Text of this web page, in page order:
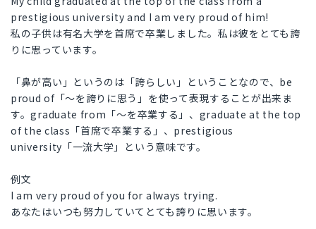
prestigious university and I am very proud of him!
私の子供は有名大学を首席で卒業しました。私は彼をとても誇
りに思っています。
「鼻が高い」というのは「誇らしい」ということなので、be
proud of「～を誇りに思う」を使って表現することが出来ま
す。graduate from「～を卒業する」、graduate at the top
of the class「首席で卒業する」、prestigious
university「一流大学」という意味です。
例文
I am very proud of you for always trying.
あなたはいつも努力していてとても誇りに思います。